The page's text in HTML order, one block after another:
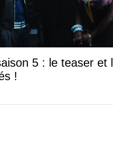
5 : le teaser et
!